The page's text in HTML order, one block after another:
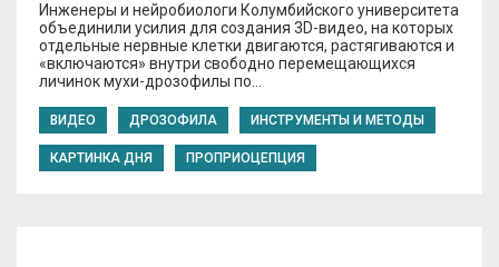
Инженеры и нейробиологи Колумбийского университета
объединили усилия для создания 3D-видео, на которых
отдельные нервные клетки двигаются, растягиваются и
«включаются» внутри свободно перемещающихся
личинок мухи-дрозофилы по…
ВИДЕО ДРОЗОФИЛА ИНСТРУМЕНТЫ И МЕТОДЫ
КАРТИНКА ДНЯ ПРОПРИОЦЕПЦИЯ